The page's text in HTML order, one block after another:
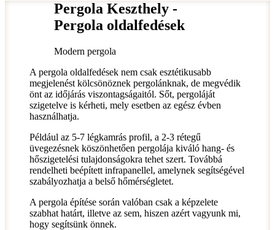
Pergola Keszthely -
Pergola oldalfedések
Modern pergola
A pergola oldalfedések nem csak esztétikusabb
megjelenést kölcsönöznek pergolánknak, de megvédik
önt az időjárás viszontagságaitól. Sőt, pergoláját
szigetelve is kérheti, mely esetben az egész évben
használhatja.
Például az 5-7 légkamrás profil, a 2-3 rétegű
üvegezésnek köszönhetően pergolája kiváló hang- és
hőszigetelési tulajdonságokra tehet szert. Továbbá
rendelheti beépített infrapanellel, amelynek segítségével
szabályozhatja a belső hőmérségletet.
A pergola építése során valóban csak a képzelete
szabhat határt, illetve az sem, hiszen azért vagyunk mi,
hogy segítsünk önnek.